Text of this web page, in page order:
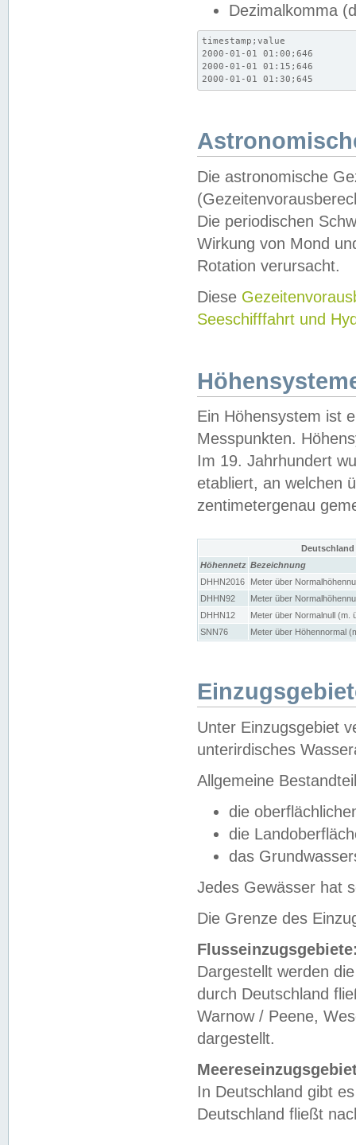
Dezimalkomma
timestamp;value
2000-01-01 01:00;646
2000-01-01 01:15;646
2000-01-01 01:30;645
Die astronomische
Die periodischen
Wirkung von Mond
Rotation verursacht.
Diese
Seeschifffahrt und
Ein Höhensystem ist
Messpunkten.
Im 19. Jahrhundert
etabliert, an welchen
zentimetergenau
Höhennetz Bezeichnung
DHHN2016
Meter über
DHHN92
Meter über
DHHN12
Meter über Normalnull (m.
SNN76
Meter über Höhennormal
Unter Einzugsgebiet
unterirdisches
Allgemeine
die
die
das
Jedes Gewässer hat
Die Grenze des
Dargestellt werden
durch Deutschland
Warnow / Peene,
dargestellt.
In Deutschland gibt
Deutschland fließt